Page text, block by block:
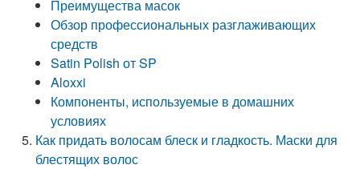
Преимущества масок
Обзор профессиональных разглаживающих
средств
Satin Polish от SP
Aloxxi
Компоненты, используемые в домашних
условиях
Как придать волосам блеск и гладкость. Маски для
блестящих волос